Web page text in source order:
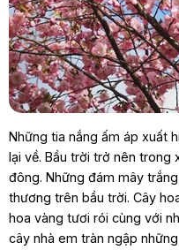
Những tia nắng ấm áp xuất
lại về. Bầu trời trở nên trong
đông. Những đám mây
thương trên bầu trời. Cây
hoa vàng tươi rói cùng với
cây nhà em tràn ngập